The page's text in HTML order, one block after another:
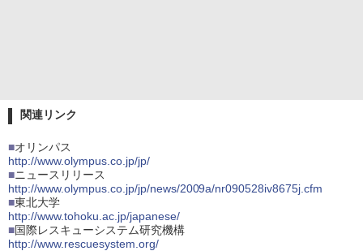
関連リンク
■オリンパス
http://www.olympus.co.jp/jp/
■ニュースリリース
http://www.olympus.co.jp/jp/news/2009a/nr090528iv8675j.cfm
■東北大学
http://www.tohoku.ac.jp/japanese/
■国際レスキューシステム研究機構
http://www.rescuesystem.org/